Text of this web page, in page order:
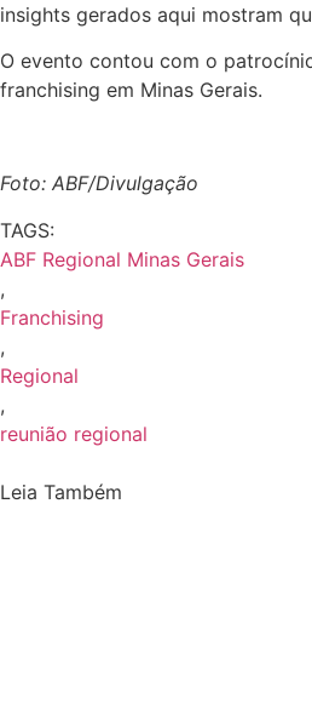
insights gerados aqui mostram
O evento contou com o
franchising em Minas Gerais.
Foto: ABF/Divulgação
TAGS:
ABF Regional Minas Gerais
,
Franchising
,
Regional
,
reunião regional
Leia Também